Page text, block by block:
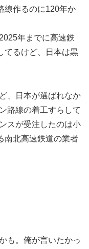
線作るのに120年か
年までに高速鉄
てるけど、日本は黒
、日本が選ばれなか
路線の着工すらして
スが受注したのは小
南北高速鉄道の業者
も。俺が言いたかっ